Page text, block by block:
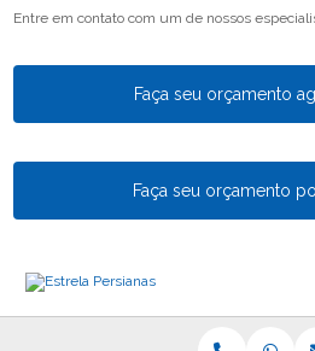
Entre em contato com um de nossos
Faça seu orçamento
Faça seu orçamento